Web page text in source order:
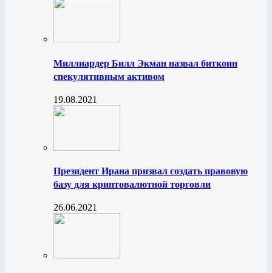
Миллиардер Билл Экман назвал биткоин
спекулятивным активом
19.08.2021
Президент Ирана призвал создать правовую
базу для криптовалютной торговли
26.06.2021